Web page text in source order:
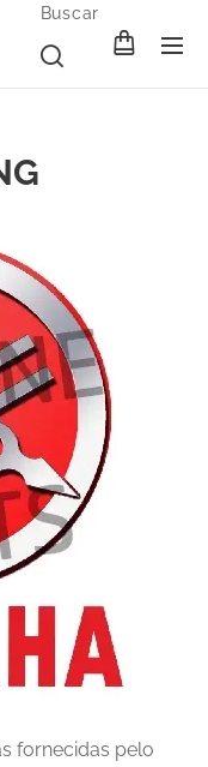
Buscar
fornecidas pelo